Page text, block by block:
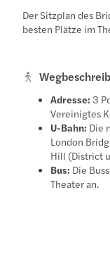
Der Sitzplan des
besten Plätze im
Adresse: 3
Vereinigtes
U-Bahn: Die
London
Hill (District
Bus: Die
Theater an.